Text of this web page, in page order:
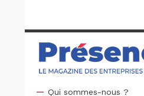
Qui sommes-nous ?